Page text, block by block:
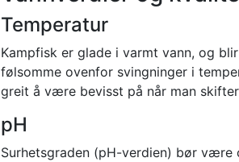
Temperatur
Kampfisk er glade i varmt vann, og
følsomme ovenfor svingninger i
greit å være bevisst på når man
pH
Surhetsgraden (pH-verdien) bør